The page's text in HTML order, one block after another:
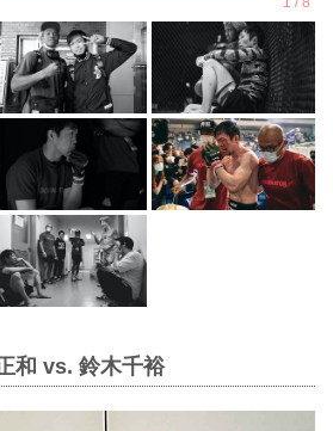
和 vs. 鈴木千裕